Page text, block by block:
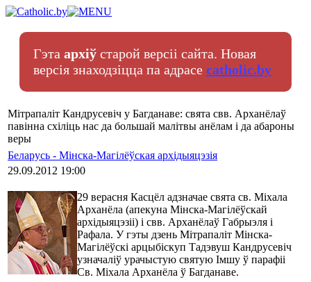
Гэта архіў старой версіі сайта. Новая
версія знаходзіцца па адрасе catholic.by
Мітрапаліт Кандрусевіч у Багданаве: свята свв. Арханёлаў
павінна схіліць нас да большай малітвы анёлам і да абароны
веры
Беларусь - Мінска-Магілёўская архідыяцэзія
29.09.2012 19:00
29 верасня Касцёл адзначае свята св. Міхала
Арханёла (апекуна Мінска-Магілёўскай
архідыяцэзіі) і свв. Арханёлаў Габрыэля і
Рафала. У гэты дзень Мітрапаліт Мінска-
Магілёўскі арцыбіскуп Тадэвуш Кандрусевіч
узначаліў урачыстую святую Імшу ў парафіі
Св. Міхала Арханёла ў Багданаве.